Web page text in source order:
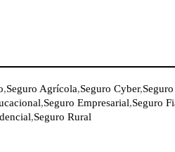
,Seguro Agrícola,Seguro Cyber,
,Seguro Empresarial,Seguro
,Seguro Rural